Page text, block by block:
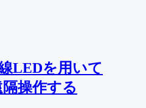
LEDを用いて
操作する